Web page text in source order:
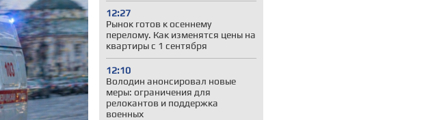
12:27
Рынок готов к осеннему
перелому. Как изменятся цены на
квартиры с 1 сентября
12:10
Володин анонсировал новые
меры: ограничения для
релокантов и поддержка
военных